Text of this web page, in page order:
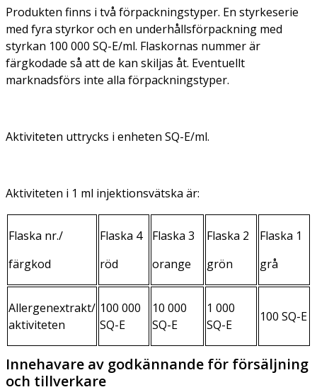
Produkten finns i två förpackningstyper. En styrkeserie
med fyra styrkor och en underhållsförpackning med
styrkan 100 000 SQ-E/ml. Flaskornas nummer är
färgkodade så att de kan skiljas åt. Eventuellt
marknadsförs inte alla förpackningstyper.
Aktiviteten uttrycks i enheten SQ-E/ml.
Aktiviteten i 1 ml injektionsvätska är:
Flaska nr./
färgkod
Flaska 4
röd
Flaska 3
orange
Flaska 2
grön
Flaska 1
grå
Allergenextrakt/
aktiviteten
100 000
SQ-E
10 000
SQ-E
1 000
SQ-E
100 SQ-E
Innehavare av godkännande för försäljning
och tillverkare